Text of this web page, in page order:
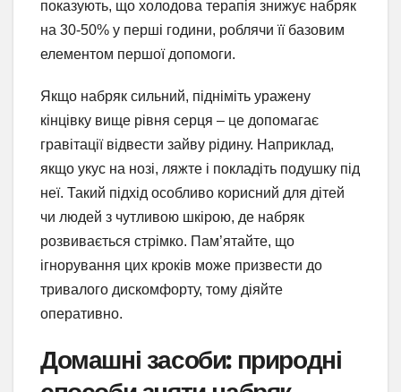
показують, що холодова терапія знижує набряк
на 30-50% у перші години, роблячи її базовим
елементом першої допомоги.
Якщо набряк сильний, підніміть уражену
кінцівку вище рівня серця – це допомагає
гравітації відвести зайву рідину. Наприклад,
якщо укус на нозі, ляжте і покладіть подушку під
неї. Такий підхід особливо корисний для дітей
чи людей з чутливою шкірою, де набряк
розвивається стрімко. Пам’ятайте, що
ігнорування цих кроків може призвести до
тривалого дискомфорту, тому діяйте
оперативно.
Домашні засоби: природні